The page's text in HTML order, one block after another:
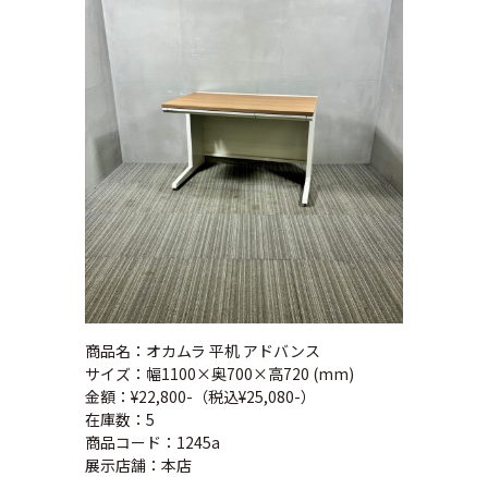
商品名：オカムラ 平机 アドバンス
サイズ：幅1100×奥700×高720 (mm)
金額：¥22,800-（税込¥25,080-）
在庫数：5
商品コード：1245a
展示店舗：本店